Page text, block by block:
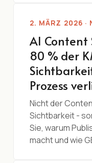
2. MÄRZ 2026 ·
AI Content
80 % der
Prozess
Nicht der
Sichtbarkeit -
Sie, warum
macht und wie